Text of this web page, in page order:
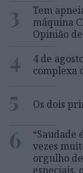
3
Tem
máquina
Opinião
4
4 de
complexa
5 Os dois
6
“Saudade
vezes
orgulho
especiais,